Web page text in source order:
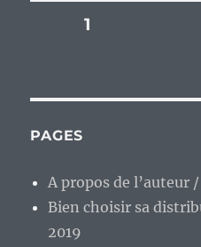
Pagination
publications
PAGE1
PAGES
A propos de l’auteur
Bien choisir sa
2019